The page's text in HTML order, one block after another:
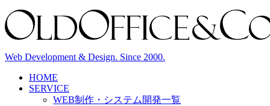
Web Development & Design. Since 2000.
HOME
SERVICE
WEB制作・システム開発一覧